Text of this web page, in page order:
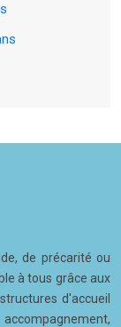
de précarité ou
à tous grâce aux
d'accueil